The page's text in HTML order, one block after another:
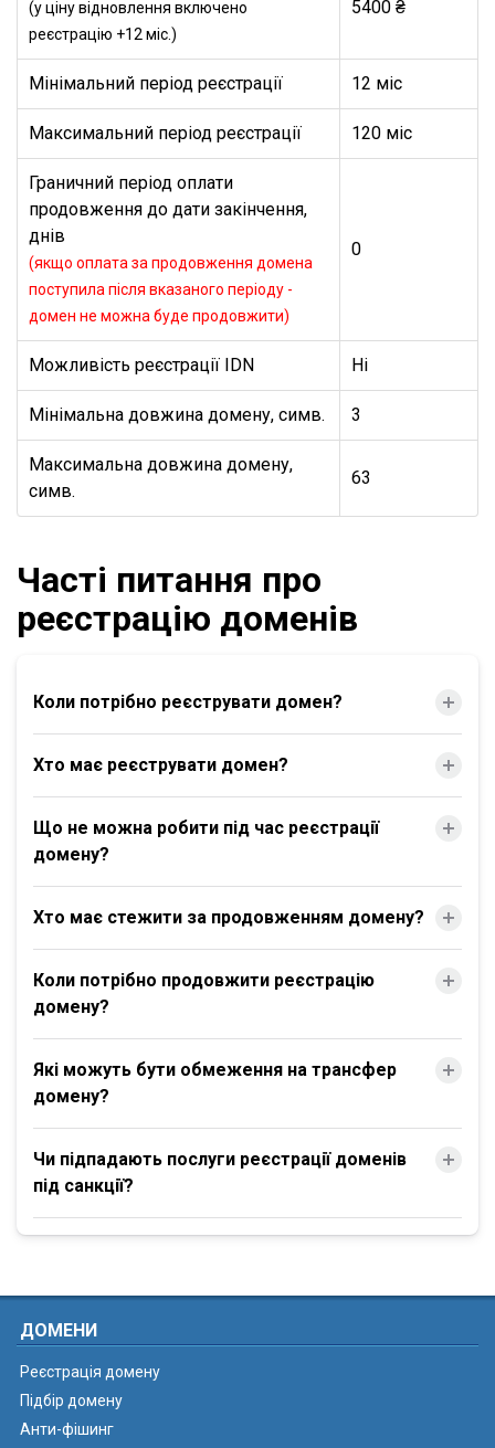
(у ціну відновлення включено
реєстрацію +12 міс.)
5400 ₴
Мінімальний період реєстрації 12 міс
Максимальний період реєстрації 120 міс
Граничний період оплати
продовження до дати закінчення,
днів
(якщо оплата за продовження домена
поступила після вказаного періоду -
домен не можна буде продовжити)
0
Можливість реєстрації IDN Ні
Мінімальна довжина домену, симв. 3
Максимальна довжина домену,
симв.
63
Часті питання про
реєстрацію доменів
Коли потрібно реєструвати домен?
Хто має реєструвати домен?
Що не можна робити під час реєстрації
домену?
Хто має стежити за продовженням домену?
Коли потрібно продовжити реєстрацію
домену?
Які можуть бути обмеження на трансфер
домену?
Чи підпадають послуги реєстрації доменів
під санкції?
ДОМЕНИ
Реєстрація домену
Підбір домену
Анти-фішинг